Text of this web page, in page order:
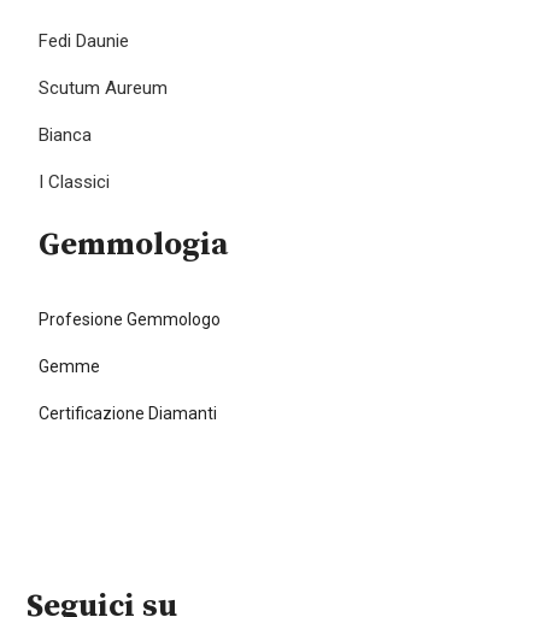
Fedi Daunie
Scutum Aureum
Bianca
I Classici
Gemmologia
Profesione Gemmologo
Gemme
Certificazione Diamanti
Seguici su